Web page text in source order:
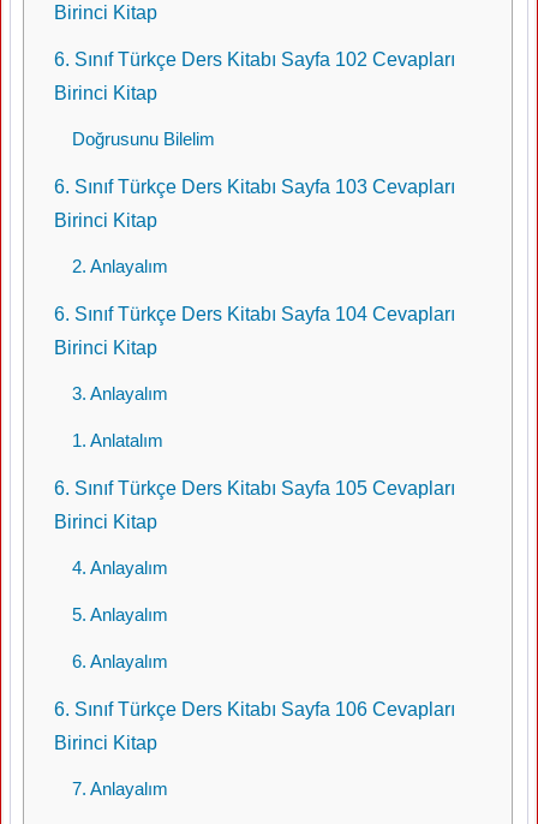
Birinci Kitap
6. Sınıf Türkçe Ders Kitabı Sayfa 102 Cevapları
Birinci Kitap
Doğrusunu Bilelim
6. Sınıf Türkçe Ders Kitabı Sayfa 103 Cevapları
Birinci Kitap
2. Anlayalım
6. Sınıf Türkçe Ders Kitabı Sayfa 104 Cevapları
Birinci Kitap
3. Anlayalım
1. Anlatalım
6. Sınıf Türkçe Ders Kitabı Sayfa 105 Cevapları
Birinci Kitap
4. Anlayalım
5. Anlayalım
6. Anlayalım
6. Sınıf Türkçe Ders Kitabı Sayfa 106 Cevapları
Birinci Kitap
7. Anlayalım